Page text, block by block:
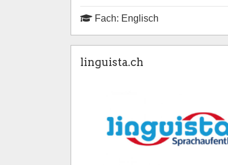
Fach: Englisch
linguista.ch